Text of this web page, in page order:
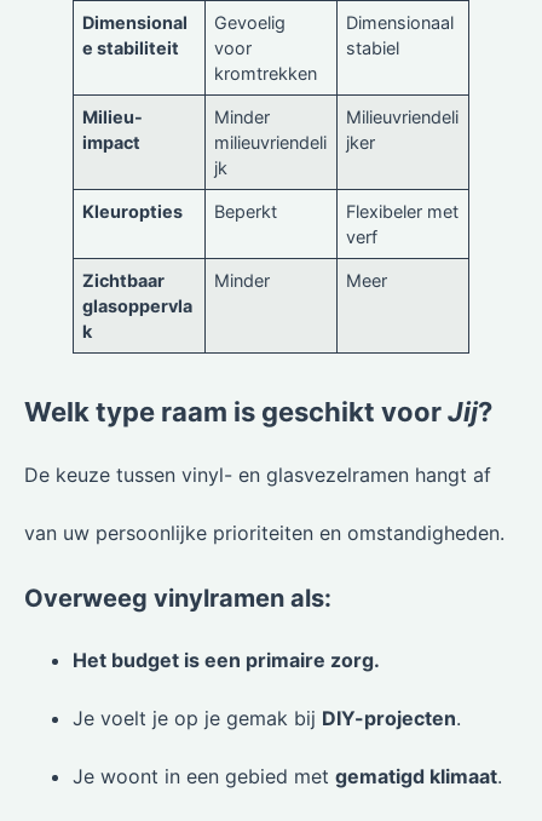
Dimensional
e stabiliteit
Gevoelig
voor
kromtrekken
Dimensionaal
stabiel
Milieu-
impact
Minder
milieuvriendeli
jk
Milieuvriendeli
jker
Kleuropties Beperkt
Flexibeler met
verf
Zichtbaar
glasoppervla
k
Minder Meer
Welk type raam is geschikt voorJij?
De keuze tussen vinyl- en glasvezelramen hangt af
van uw persoonlijke prioriteiten en omstandigheden.
Overweeg vinylramen als:
Het budget is een primaire zorg.
Je voelt je op je gemak bij DIY-projecten.
Je woont in een gebied met gematigd klimaat.